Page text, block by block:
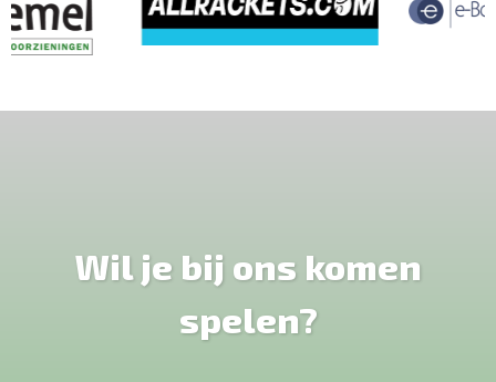
Wil je bij ons komen
spelen?